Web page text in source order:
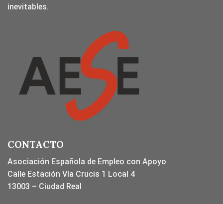
inevitables.
CONTACTO
Asociación Española de Empleo con Apoyo
Calle Estación Vía Crucis 1 Local 4
13003 – Ciudad Real